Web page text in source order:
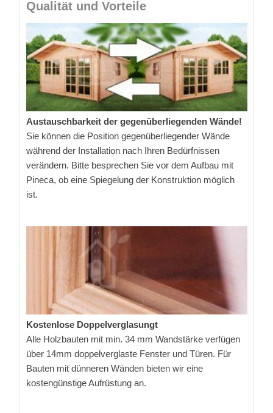
Qualität und Vorteile
Austauschbarkeit der gegenüberliegenden Wände!
Sie können die Position gegenüberliegender Wände
während der Installation nach Ihren Bedürfnissen
verändern. Bitte besprechen Sie vor dem Aufbau mit
Pineca, ob eine Spiegelung der Konstruktion möglich
ist.
Kostenlose Doppelverglasungt
Alle Holzbauten mit min. 34 mm Wandstärke verfügen
über 14mm doppelverglaste Fenster und Türen. Für
Bauten mit dünneren Wänden bieten wir eine
kostengünstige Aufrüstung an.